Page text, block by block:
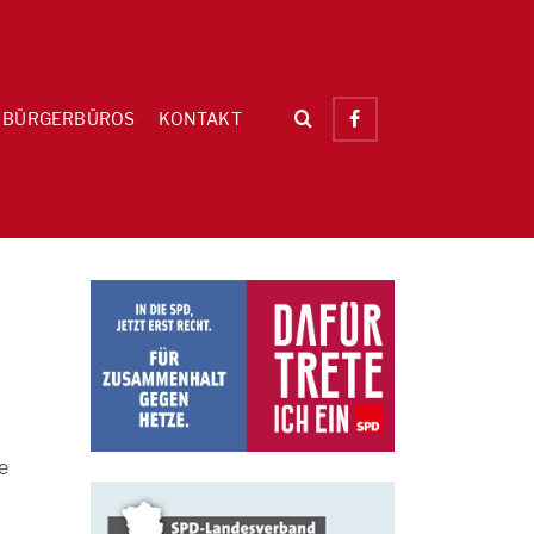
BÜRGERBÜROS KONTAKT